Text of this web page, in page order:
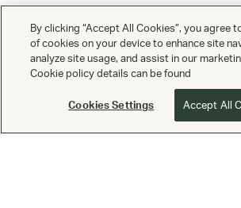
連絡先・よくあるご質問
利用規約
カスタマープライバシー保護方針
クッキーの設定
By clicking “Accept All Cookies”, you agree
of cookies on your device to enhance site
analyze site usage, and assist in our
Cookie policy details can be found
Cookies Settings Accept All